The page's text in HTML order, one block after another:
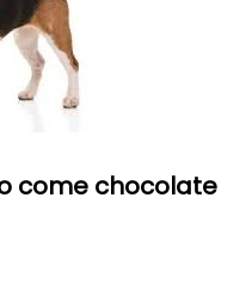
come chocolate